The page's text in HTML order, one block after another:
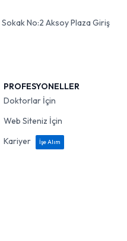
No:2 Aksoy Plaza Giriş
PROFESYONELLER
Doktorlar İçin
Web Siteniz İçin
Kariyer
İşe Alım